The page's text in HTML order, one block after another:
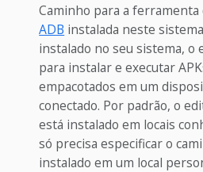
Caminho para a ferramenta
ADB instalada neste
instalado no seu sistema, o
para instalar e executar
empacotados em um
conectado. Por padrão, o
está instalado em locais
só precisa especificar o
instalado em um local